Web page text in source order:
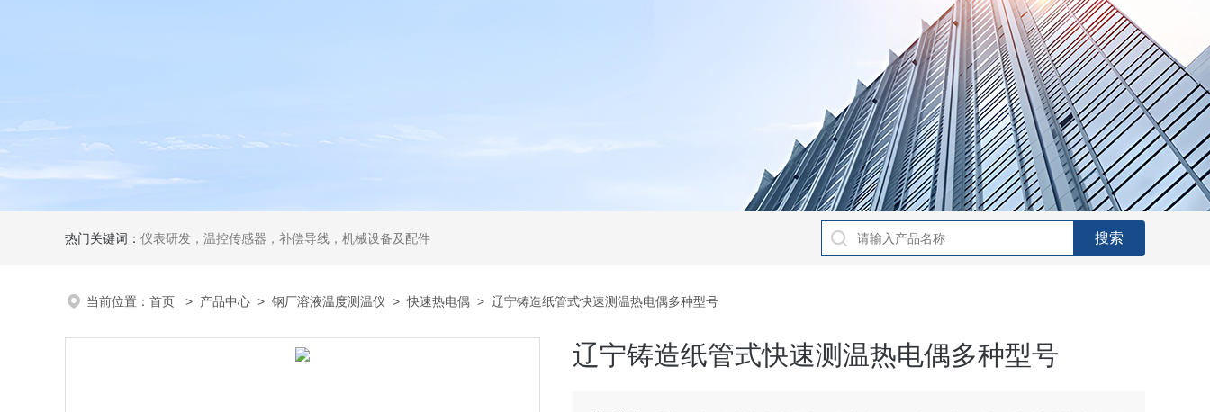
热门关键词： 仪表研发，温控传感器，补偿导线，机械设备及配件
当前位置： 首页 > 产品中心 > 钢厂溶液温度测温仪 >快速热电偶 > 辽宁铸造纸管式快速测温热电偶多种型号
辽宁铸造纸管式快速测温热电偶多种型号